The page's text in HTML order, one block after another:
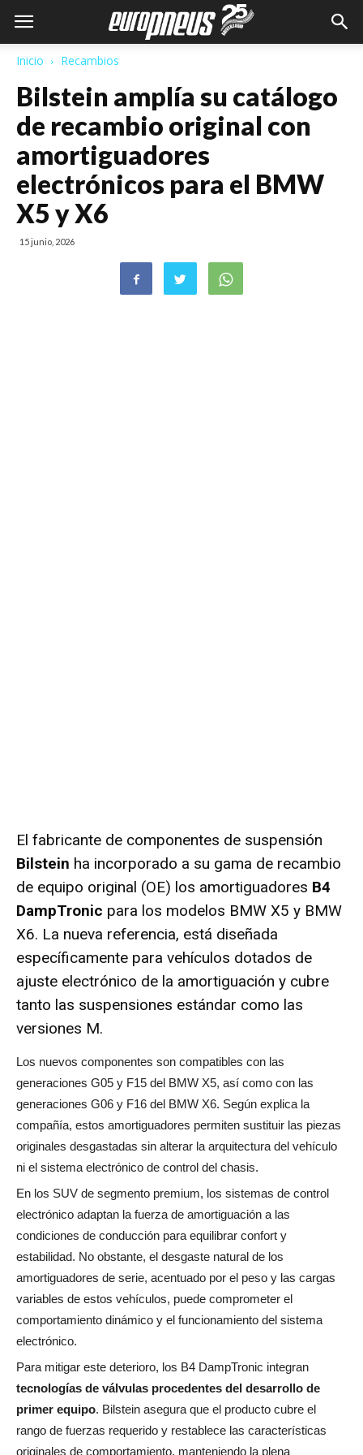
Inicio Recambios
Bilstein amplía su catálogo
de recambio original con
amortiguadores
electrónicos para el BMW
X5 y X6
15 junio, 2026
El fabricante de componentes de suspensión
Bilstein ha incorporado a su gama de recambio
de equipo original (OE) los amortiguadores B4
DampTronic para los modelos BMW X5 y BMW
X6. La nueva referencia, está diseñada
específicamente para vehículos dotados de
ajuste electrónico de la amortiguación y cubre
tanto las suspensiones estándar como las
versiones M.
Los nuevos componentes son compatibles con las
generaciones G05 y F15 del BMW X5, así como con las
generaciones G06 y F16 del BMW X6. Según explica la
compañía, estos amortiguadores permiten sustituir las piezas
originales desgastadas sin alterar la arquitectura del vehículo
ni el sistema electrónico de control del chasis.
En los SUV de segmento premium, los sistemas de control
electrónico adaptan la fuerza de amortiguación a las
condiciones de conducción para equilibrar confort y
estabilidad. No obstante, el desgaste natural de los
amortiguadores de serie, acentuado por el peso y las cargas
variables de estos vehículos, puede comprometer el
comportamiento dinámico y el funcionamiento del sistema
electrónico.
Para mitigar este deterioro, los B4 DampTronic integran
tecnologías de válvulas procedentes del desarrollo de
primer equipo. Bilstein asegura que el producto cubre el
rango de fuerzas requerido y restablece las características
originales de comportamiento, manteniendo la plena